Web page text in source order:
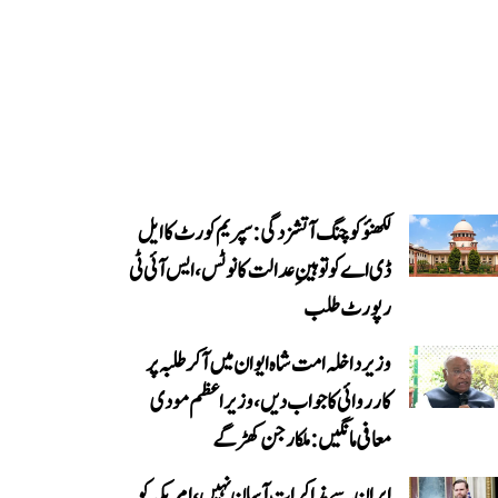
لکھنؤ کوچنگ آتشزدگی: سپریم کورٹ کا ایل
ڈی اے کو توہینِ عدالت کا نوٹس، ایس آئی ٹی
رپورٹ طلب
وزیر داخلہ امت شاہ ایوان میں آ کر طلبہ پر
کارروائی کا جواب دیں، وزیر اعظم مودی
معافی مانگیں: ملکارجن کھڑگے